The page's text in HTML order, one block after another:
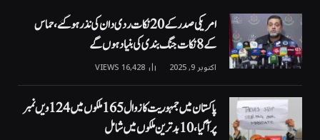
امریکی صدر کے 20 نکات ردی دان کی نذر ہوگئے، حماس
کے 8 نکات جنگ بندی کی بنیاد ہوں گے
اکتوبر 9, 2025 16,428
VIEWS
پاکستان میں جمہوریت کا زوال 165 ملکوں میں 124ویں نمبر
پر آگیا، 10 بدترین ملکوں میں شامل